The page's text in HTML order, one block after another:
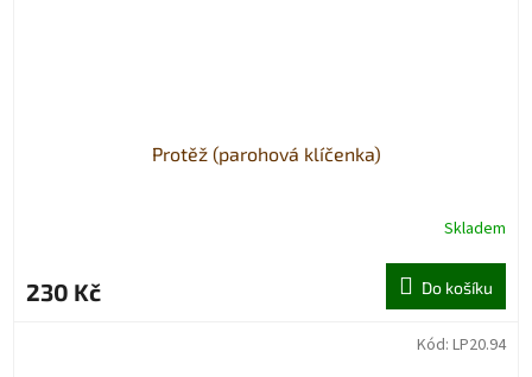
Protěž (parohová klíčenka)
Skladem
230 Kč Do košíku
Kód: LP20.94